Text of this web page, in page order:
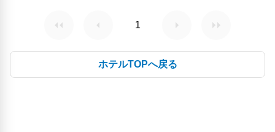
1
ホテルTOPへ戻る